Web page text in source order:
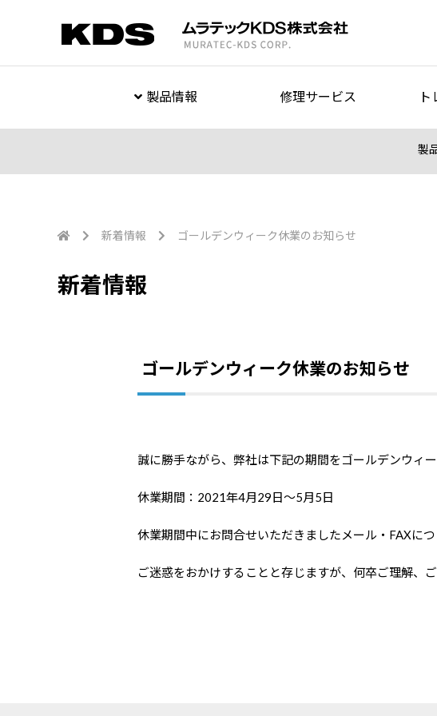
製品情報 修理サービス
製
新着情報 ゴールデンウィーク休業のお知らせ
新着情報
ゴールデンウィーク休業のお知らせ
誠に勝手ながら、弊社は下記の期間をゴールデンウィ
休業期間：2021年4月29日～5月5日
休業期間中にお問合せいただきましたメール・FAXに
ご迷惑をおかけすることと存じますが、何卒ご理解、